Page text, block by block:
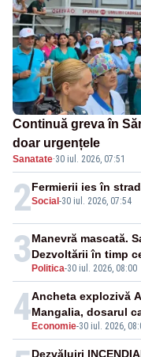
Continuă greva în
doar urgențele
Sanatate·30 iul. 2026, 07:51
2Social -30 iul. 2026, 07:54
Fermierii ies în
3 Politica-30 iul. 2026, 08:00
Manevră mascată.
Dezvoltării în timp
4 Economie-30 iul. 2026,
Ancheta explozivă
Mangalia, dosarul
Dezvăluiri